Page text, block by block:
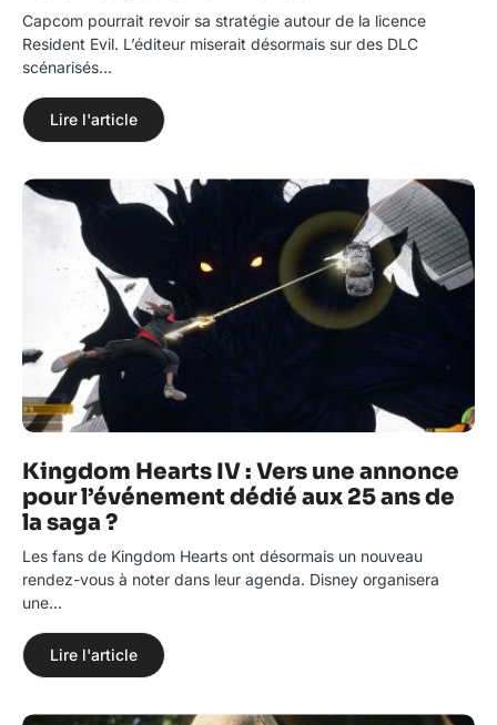
Capcom pourrait revoir sa stratégie autour de la licence
Resident Evil. L’éditeur miserait désormais sur des DLC
scénarisés…
Lire l'article
Kingdom Hearts IV : Vers une annonce
pour l’événement dédié aux 25 ans de
la saga ?
Les fans de Kingdom Hearts ont désormais un nouveau
rendez-vous à noter dans leur agenda. Disney organisera
une…
Lire l'article